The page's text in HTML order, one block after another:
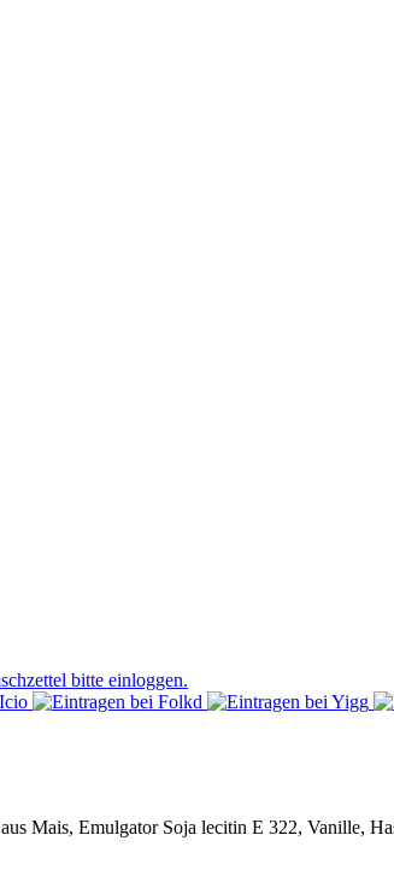
bitte einloggen.
Mais, Emulgator Soja lecitin E 322, Vanille,